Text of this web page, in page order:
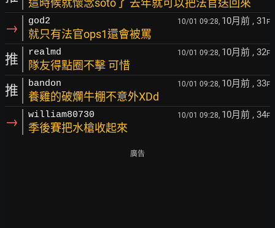
這時候就懷念soto了 去年就可以把法官送回來
→ god2 10/01 09:28, 10月前 , 31 F
就只有法官ops1還會被罵
推 realmd 10/01 09:28, 10月前 , 32F
隊友得點圈不擊 可惜
推 bandon 10/01 09:28, 10月前 , 33F
養雞的破爛牛棚不意外XDd
→ william80730 10/01 09:28, 10月前 , 34F
季後賽把水槍收起來
廣告